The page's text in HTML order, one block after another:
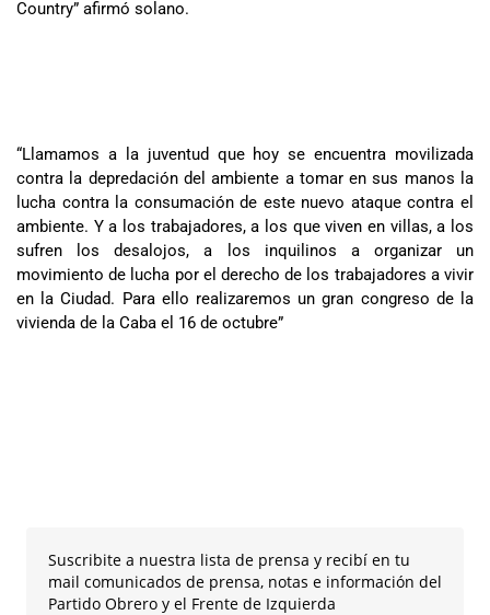
Country” afirmó solano.
“Llamamos a la juventud que hoy se encuentra movilizada
contra la depredación del ambiente a tomar en sus manos la
lucha contra la consumación de este nuevo ataque contra el
ambiente. Y a los trabajadores, a los que viven en villas, a los
sufren los desalojos, a los inquilinos a organizar un
movimiento de lucha por el derecho de los trabajadores a vivir
en la Ciudad. Para ello realizaremos un gran congreso de la
vivienda de la Caba el 16 de octubre”
Suscribite a nuestra lista de prensa y recibí en tu
mail comunicados de prensa, notas e información del
Partido Obrero y el Frente de Izquierda